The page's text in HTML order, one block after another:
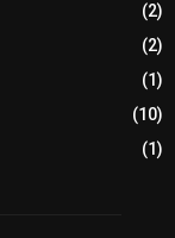
(2)
(2)
(1)
(10)
(1)